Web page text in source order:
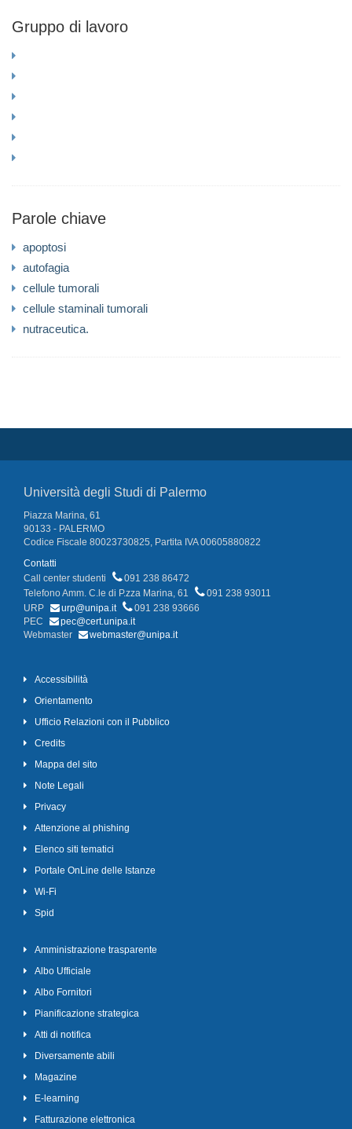
Gruppo di lavoro
Parole chiave
apoptosi
autofagia
cellule tumorali
cellule staminali tumorali
nutraceutica.
Università degli Studi di Palermo
Piazza Marina, 61
90133 - PALERMO
Codice Fiscale 80023730825, Partita IVA 00605880822
Contatti
Call center studenti
091 238 86472
Telefono Amm. C.le di P.zza Marina, 61
091 238 93011
URP
urp@unipa.it
091 238 93666
PEC
pec@cert.unipa.it
Webmaster
webmaster@unipa.it
Accessibilità
Orientamento
Ufficio Relazioni con il Pubblico
Credits
Mappa del sito
Note Legali
Privacy
Attenzione al phishing
Elenco siti tematici
Portale OnLine delle Istanze
Wi-Fi
Spid
Amministrazione trasparente
Albo Ufficiale
Albo Fornitori
Pianificazione strategica
Atti di notifica
Diversamente abili
Magazine
E-learning
Fatturazione elettronica